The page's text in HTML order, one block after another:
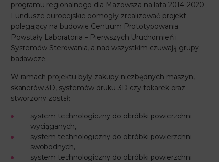
programu regionalnego dla Mazowsza na lata 2014-2020.
Fundusze europejskie pomogły zrealizować projekt
polegający na budowie Centrum Prototypowania.
Powstały Laboratoria – Pierwszych Uruchomień i
Systemów Sterowania, a nad wszystkim czuwają grupy
badawcze.
W ramach projektu były zakupy niezbędnych maszyn,
skanerów 3D, systemów druku 3D czy tokarek oraz
stworzony został:
system technologiczny do obróbki powierzchni
wyciąganych,
system technologiczny do obróbki powierzchni
swobodnych,
system technologiczny do obróbki powierzchni